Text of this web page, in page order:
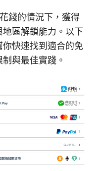
錢的情況下，獲得
區解鎖能力。以下
快速找到適合的免
與最佳實踐。